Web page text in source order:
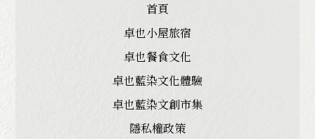
首頁
卓也小屋旅宿
卓也餐食文化
卓也藍染文化體驗
卓也藍染文創市集
隱私權政策